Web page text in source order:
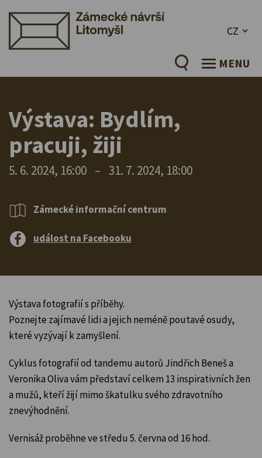
CZ
MENU
Výstava: Bydlím,
pracuji, žiji
5. 6. 2024, 16:00 – 31. 7. 2024, 18:00
Zámecké informační centrum
událost na Facebooku
Výstava fotografií s příběhy.
Poznejte zajímavé lidi a jejich neméně poutavé osudy,
které vyzývají k zamyšlení.
Cyklus fotografií od tandemu autorů Jindřich Beneš a
Veronika Oliva vám představí celkem 13 inspirativních žen
a mužů, kteří žijí mimo škatulku svého zdravotního
znevýhodnění.
Vernisáž proběhne ve středu 5. června od 16 hod.